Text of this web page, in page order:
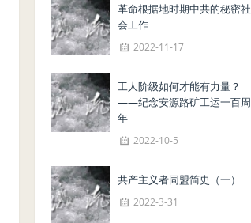
革命根据地时期中共的秘密社
会工作
2022-11-17
工人阶级如何才能有力量？
——纪念安源路矿工运一百周
年
2022-10-5
共产主义者同盟简史（一）
2022-3-31